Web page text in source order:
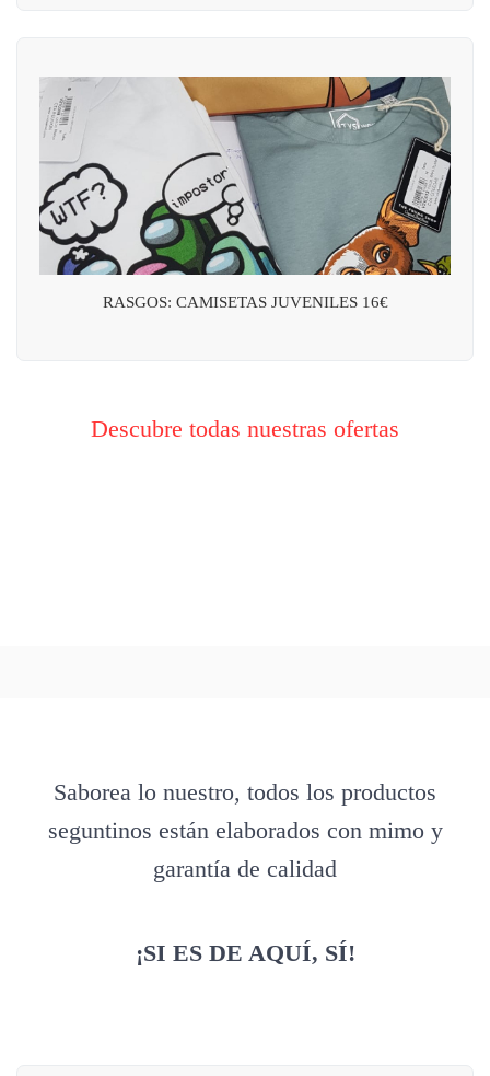
RASGOS: CAMISETAS JUVENILES 16€
Descubre todas nuestras ofertas
Saborea lo nuestro, todos los productos
seguntinos están elaborados con mimo y
garantía de calidad
¡SI ES DE AQUÍ, SÍ!